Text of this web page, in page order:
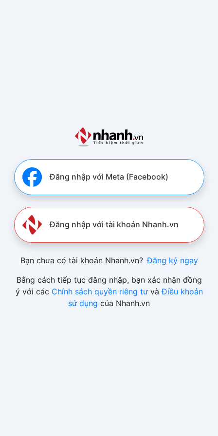
Đăng nhập với Meta (Facebook)
Đăng nhập với tài khoản Nhanh.vn
Bạn chưa có tài khoản Nhanh.vn? Đăng ký ngay
Bằng cách tiếp tục đăng nhập, bạn xác nhận đồng
ý với các Chính sách quyền riêng tưvàĐiều khoản
sử dụng của Nhanh.vn